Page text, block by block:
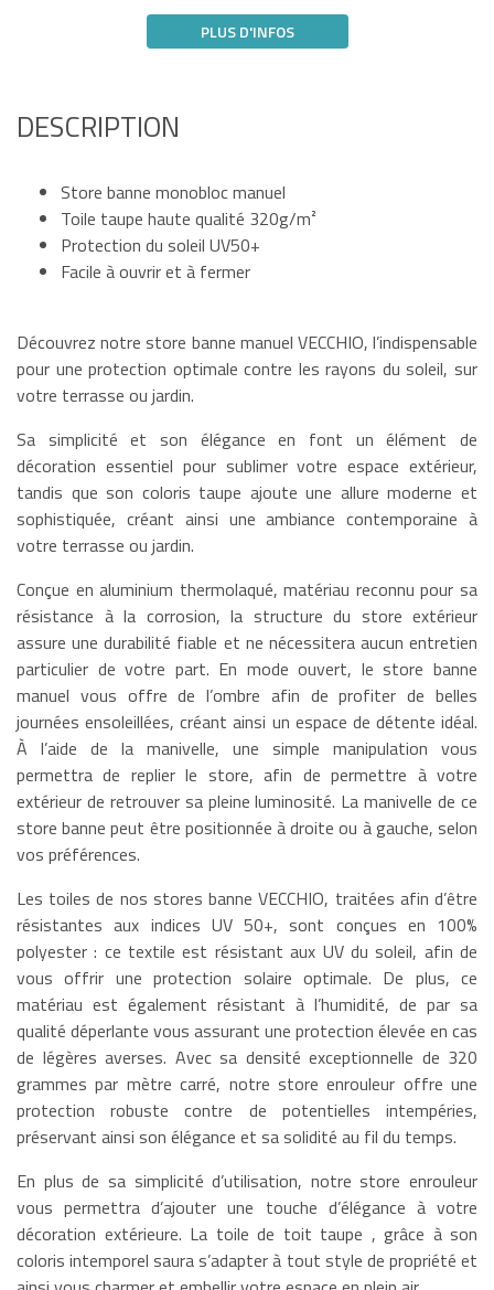
PLUS D'INFOS
DESCRIPTION
Store banne monobloc manuel
Toile taupe haute qualité 320g/m²
Protection du soleil UV50+
Facile à ouvrir et à fermer
Découvrez notre store banne manuel VECCHIO, l’indispensable
pour une protection optimale contre les rayons du soleil, sur
votre terrasse ou jardin.
Sa simplicité et son élégance en font un élément de
décoration essentiel pour sublimer votre espace extérieur,
tandis que son coloris taupe ajoute une allure moderne et
sophistiquée, créant ainsi une ambiance contemporaine à
votre terrasse ou jardin.
Conçue en aluminium thermolaqué, matériau reconnu pour sa
résistance à la corrosion, la structure du store extérieur
assure une durabilité fiable et ne nécessitera aucun entretien
particulier de votre part. En mode ouvert, le store banne
manuel vous offre de l’ombre afin de profiter de belles
journées ensoleillées, créant ainsi un espace de détente idéal.
À l’aide de la manivelle, une simple manipulation vous
permettra de replier le store, afin de permettre à votre
extérieur de retrouver sa pleine luminosité. La manivelle de ce
store banne peut être positionnée à droite ou à gauche, selon
vos préférences.
Les toiles de nos stores banne VECCHIO, traitées afin d’être
résistantes aux indices UV 50+, sont conçues en 100%
polyester : ce textile est résistant aux UV du soleil, afin de
vous offrir une protection solaire optimale. De plus, ce
matériau est également résistant à l’humidité, de par sa
qualité déperlante vous assurant une protection élevée en cas
de légères averses. Avec sa densité exceptionnelle de 320
grammes par mètre carré, notre store enrouleur offre une
protection robuste contre de potentielles intempéries,
préservant ainsi son élégance et sa solidité au fil du temps.
En plus de sa simplicité d’utilisation, notre store enrouleur
vous permettra d’ajouter une touche d’élégance à votre
décoration extérieure. La toile de toit taupe , grâce à son
coloris intemporel saura s’adapter à tout style de propriété et